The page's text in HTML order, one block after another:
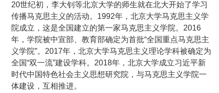
20世纪初，李大钊等北京大学的师生就在北大开始了学习
传播马克思主义的活动。1992年，北京大学马克思主义学
院成立，这是全国建立的第一家马克思主义学院。2016
年，学院被中宣部、教育部确定为首批“全国重点马克思主
义学院”。2017年，北京大学马克思主义理论学科被确定为
全国“双一流”建设学科。2018年，北京大学成立习近平新
时代中国特色社会主义思想研究院，与马克思主义学院一
体建设，互相推进。